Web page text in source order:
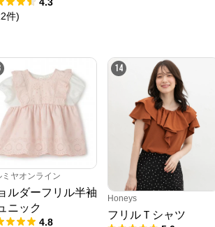
ンツ
4.3
件)
ミヤオンライン
ルダーフリル半袖
ニック
4.8
14
Honeys
フリルＴシャツ
部サイトが開きます
オンラインストアからのコメント
(ジュンコシマダ) 、ATSURO TAYAMA
ュービック)、DECOY (デコイ)、Petit Honfleur
ア)など、20 代～ 40 代の大人女子ブランドを中
ラインナップ。
心に、ライフスタイルを豊かにするオリジナルア